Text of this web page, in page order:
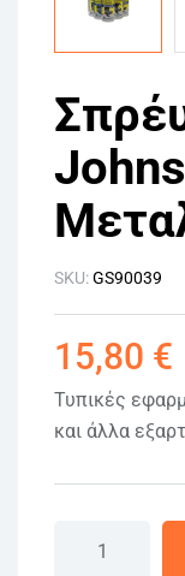
SKU:GS90039
15,80 €
Τυπικές
και άλλα